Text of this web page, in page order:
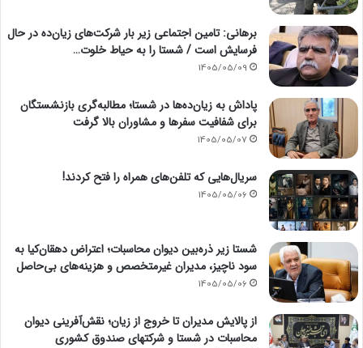
برهانی: تامین اجتماعی زیر بار شرکت‌های زیان‌ده در حال
فرسایش است / شستا را به حیاط خلوت…
1405/05/09
پاداش به زیان‌ده‌ها در شستا؛ مطالبه‌گری بازنشستگان
برای شفافیت سفرها و مشاوران بالا گرفت
1405/05/07
سریال‌هایی که تلفن‌های همراه را فتح کردند!
1405/05/06
شستا زیر ذره‌بین دیوان محاسبات؛ اعتراض دهقان‌کیا به
سود ناچیز، مدیران غیرمتخصص و هزینه‌های بی‌حاصل
1405/05/06
از پالایش مدیران تا خروج از زیان؛ نقش‌آفرینی دیوان
محاسبات در شستا و شرکتهای صندوق کشوری